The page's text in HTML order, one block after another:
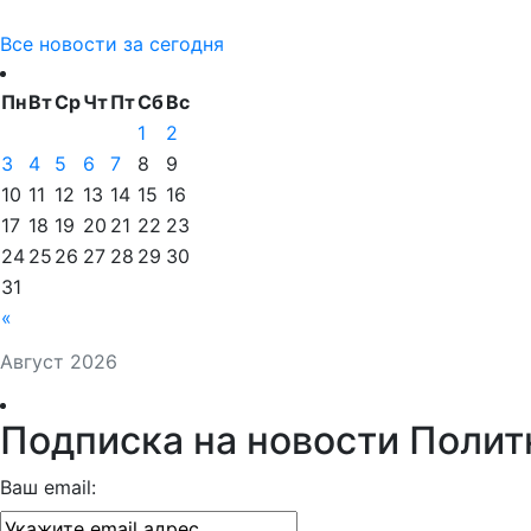
Все новости за сегодня
Август 2026
ПнВтСрЧтПтСбВс
«
1
2
3
4 5 6 7 8
9
10 11 12 13 14 15 16
17 18 19 20 21 22 23
24 25 26 27 28 29 30
31
Подписка на новости
Ваш email: